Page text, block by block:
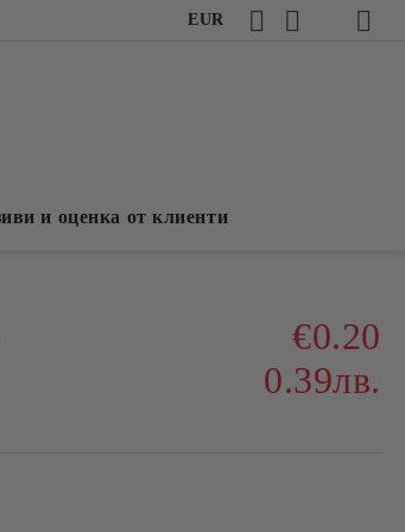
EUR
и оценка от клиенти
€0.20
0.39лв.